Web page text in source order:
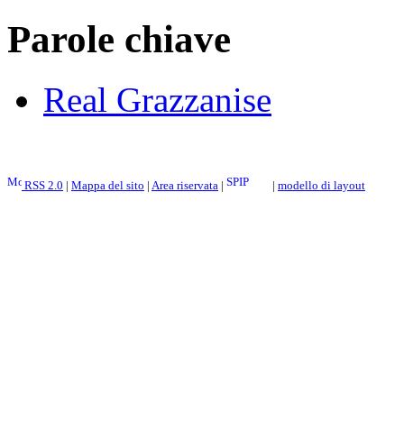
Parole chiave
Real Grazzanise
RSS 2.0 | Mappa del sito | Area riservata | | modello di layout